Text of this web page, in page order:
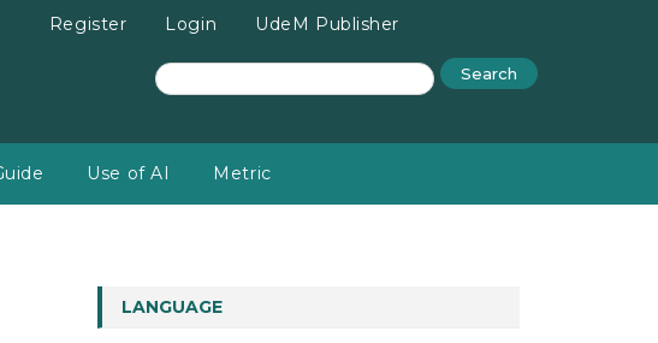
Register Login UdeM Publisher
Use of AI Metric
Search
LANGUAGE